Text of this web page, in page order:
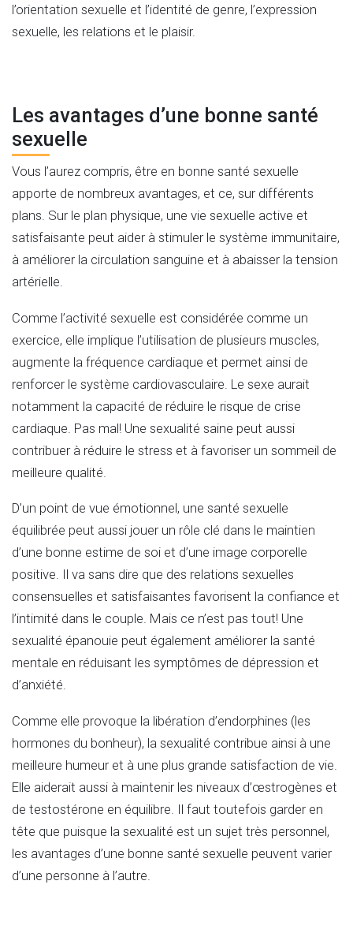
l’orientation sexuelle et l’identité de genre, l’expression
sexuelle, les relations et le plaisir.
Les avantages d’une bonne santé
sexuelle
Vous l’aurez compris, être en bonne santé sexuelle
apporte de nombreux avantages, et ce, sur différents
plans. Sur le plan physique, une vie sexuelle active et
satisfaisante peut aider à stimuler le système immunitaire,
à améliorer la circulation sanguine et à abaisser la tension
artérielle.
Comme l’activité sexuelle est considérée comme un
exercice, elle implique l’utilisation de plusieurs muscles,
augmente la fréquence cardiaque et permet ainsi de
renforcer le système cardiovasculaire. Le sexe aurait
notamment la capacité de réduire le risque de crise
cardiaque. Pas mal! Une sexualité saine peut aussi
contribuer à réduire le stress et à favoriser un sommeil de
meilleure qualité.
D’un point de vue émotionnel, une santé sexuelle
équilibrée peut aussi jouer un rôle clé dans le maintien
d’une bonne estime de soi et d’une image corporelle
positive. Il va sans dire que des relations sexuelles
consensuelles et satisfaisantes favorisent la confiance et
l’intimité dans le couple. Mais ce n’est pas tout! Une
sexualité épanouie peut également améliorer la santé
mentale en réduisant les symptômes de dépression et
d’anxiété.
Comme elle provoque la libération d’endorphines (les
hormones du bonheur), la sexualité contribue ainsi à une
meilleure humeur et à une plus grande satisfaction de vie.
Elle aiderait aussi à maintenir les niveaux d’œstrogènes et
de testostérone en équilibre. Il faut toutefois garder en
tête que puisque la sexualité est un sujet très personnel,
les avantages d’une bonne santé sexuelle peuvent varier
d’une personne à l’autre.